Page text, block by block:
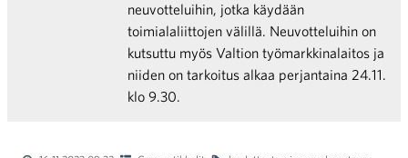
neuvotteluihin, jotka käydään
toimialaliittojen välillä. Neuvotteluihin on
kutsuttu myös Valtion työmarkkinalaitos ja
niiden on tarkoitus alkaa perjantaina 24.11.
klo 9.30.